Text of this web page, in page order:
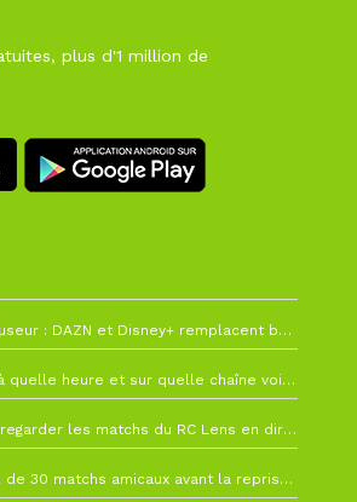
plus d'1 million de
La Liga change de diffuseur : DAZN et Disney+ remplacent beIN Sports !
RC Lens – Villarreal : à quelle heure et sur quelle chaîne voir la finale de la Como Cup ?
Como Cup : comment regarder les matchs du RC Lens en direct ?
Ligue 1+ diffusera plus de 30 matchs amicaux avant la reprise de la Ligue 1